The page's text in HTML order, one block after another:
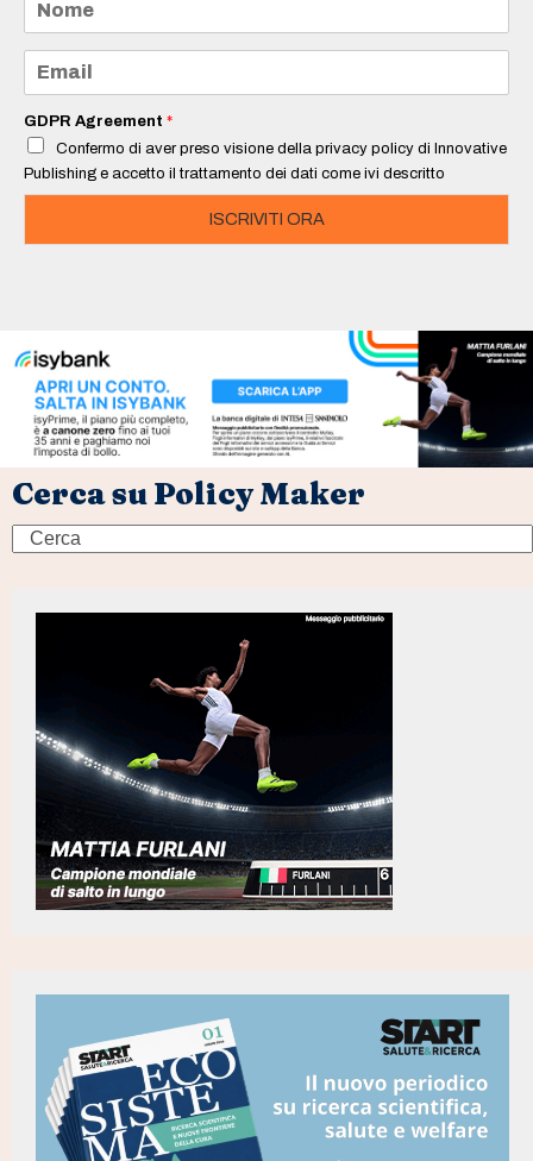
m
e
a
i
*
GDPR Agreement *
Confermo di aver preso visione della privacy policy di Innovative
Publishing e accetto il trattamento dei dati come ivi descritto
ISCRIVITI ORA
Cerca su Policy Maker
Search